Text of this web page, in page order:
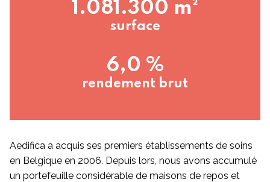
1.081.300 m²
surface
6,0 %
rendement brut
Aedifica a acquis ses premiers établissements de soins
en Belgique en 2006. Depuis lors, nous avons accumulé
un portefeuille considérable de maisons de repos et